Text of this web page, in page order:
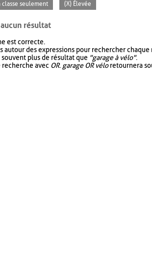
classe seulement (X) Élevée
résultat
est correcte.
autour des expressions pour rechercher chaque
plus de résultat que "garage à vélo".
recherche avec OR. garage OR véloretournera